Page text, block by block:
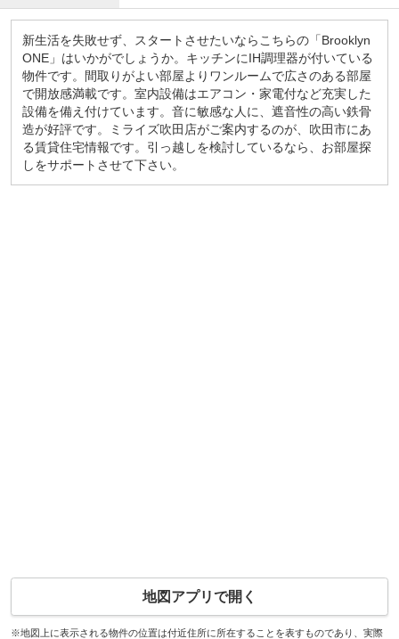
新生活を失敗せず、スタートさせたいならこちらの「Brooklyn
ONE」はいかがでしょうか。キッチンにIH調理器が付いている
物件です。間取りがよい部屋よりワンルームで広さのある部屋
で開放感満載です。室内設備はエアコン・家電付など充実した
設備を備え付けています。音に敏感な人に、遮音性の高い鉄骨
造が好評です。ミライズ吹田店がご案内するのが、吹田市にあ
る賃貸住宅情報です。引っ越しを検討しているなら、お部屋探
しをサポートさせて下さい。
地図アプリで開く
※地図上に表示される物件の位置は付近住所に所在することを表すものであり、実際